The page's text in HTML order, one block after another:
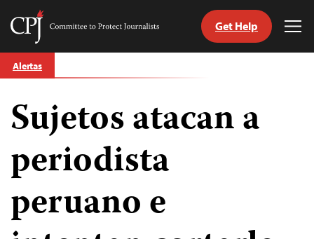
Skip
to
Committee
Journalists
Get Help
Alertas
Sujetos atacan a
periodista
peruano e